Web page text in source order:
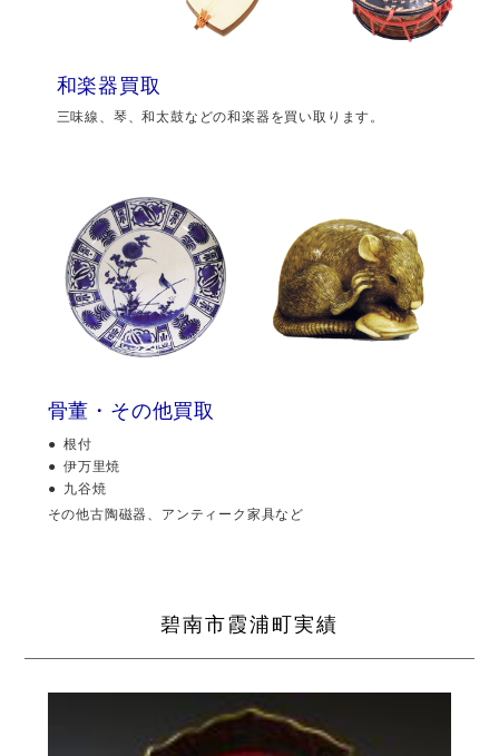
和楽器買取
三味線、琴、和太鼓などの和楽器を買い取ります。
骨董・その他買取
根付
伊万里焼
九谷焼
その他古陶磁器、アンティーク家具など
碧南市霞浦町実績